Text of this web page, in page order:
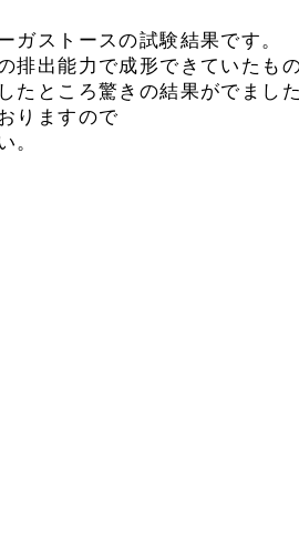
ガストースの試験結果です。
排出能力で成形できていたも
たところ驚きの結果がでました
りますので
。